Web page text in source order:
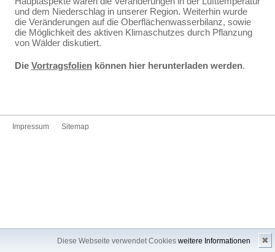
Diese Webseite verwendet Cookies weitere Informationen ✖
und dem Niederschlag in unserer Region. Weiterhin wurde
die Veränderungen auf die Oberflächenwasserbilanz, sowie
die Möglichkeit des aktiven Klimaschutzes durch Pflanzung
von Wälder diskutiert.
Die Vortragsfolien können hier herunterladen werden.
Impressum Sitemap